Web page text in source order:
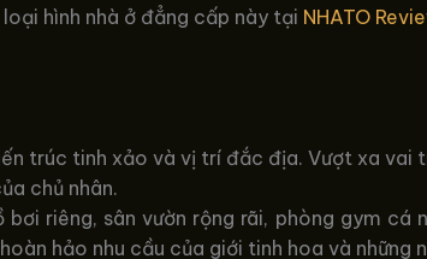
hình nhà ở đẳng cấp này tại NHATO
trúc tinh xảo và vị trí đắc địa. Vượt xa vai
chủ nhân.
riêng, sân vườn rộng rãi, phòng gym cá
hảo nhu cầu của giới tinh hoa và những